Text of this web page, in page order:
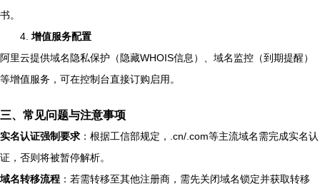
书。
4. 增值服务配置
阿里云提供域名隐私保护（隐藏WHOIS信息）、域名监控（到期提醒）
等增值服务，可在控制台直接订购启用。
三、常见问题与注意事项
实名认证强制要求 ：根据工信部规定，.cn/.com等主流域名需完成实名认
证，否则将被暂停解析。
域名转移流程 ：若需转移至其他注册商，需先关闭域名锁定并获取转移